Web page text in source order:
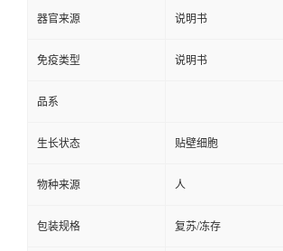
器官来源 说明书
免疫类型 说明书
品系
生长状态 贴壁细胞
物种来源 人
包装规格 复苏/冻存